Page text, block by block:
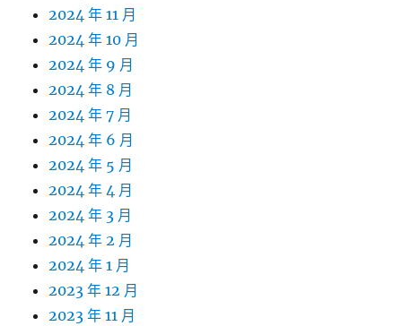
2024 年 11 月
2024 年 10 月
2024 年 9 月
2024 年 8 月
2024 年 7 月
2024 年 6 月
2024 年 5 月
2024 年 4 月
2024 年 3 月
2024 年 2 月
2024 年 1 月
2023 年 12 月
2023 年 11 月